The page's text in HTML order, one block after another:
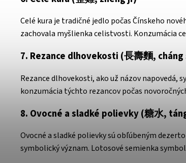
Celé kura je tradičné jedlo počas Čínskeho
zachovala myšlienka celistvosti. Konzumácia
7. Rezance dlhovekosti (長壽麵, cháng
Rezance dlhovekosti, ako už názov napovedá,
konzumácia týchto rezancov počas
8. Ovocné a sladké polievky (糖水,
Ovocné a sladké polievky sú obľúbeným
symbolický význam. Lotosové semienka